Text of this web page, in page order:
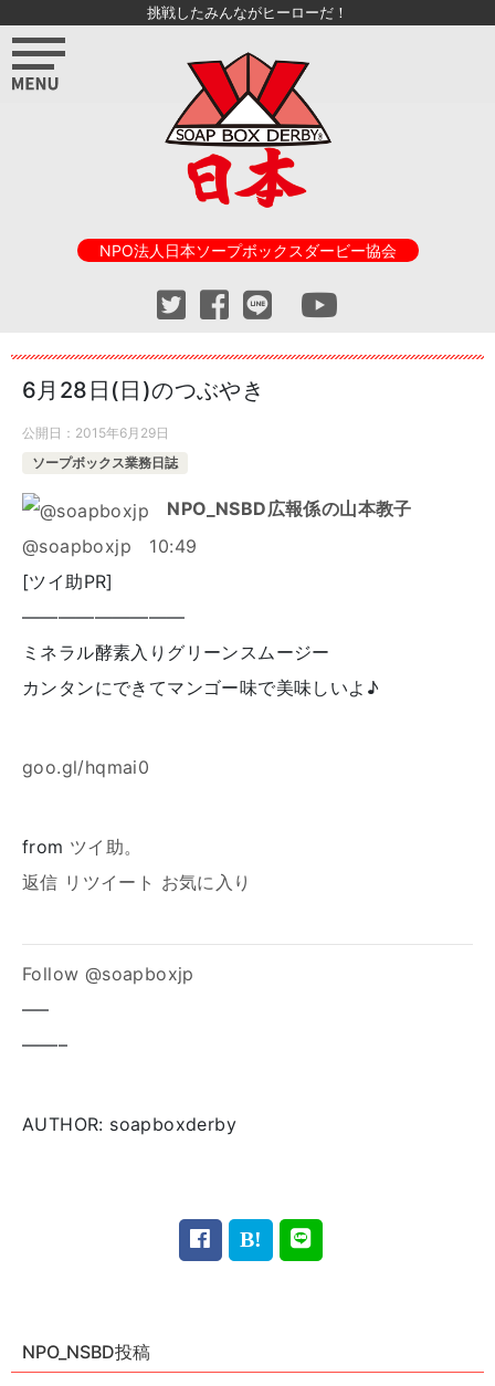
挑戦したみんながヒーローだ！
NPO法人日本ソープボックスダービー協会
6月28日(日)のつぶやき
公開日： 2015年6月29日
ソープボックス業務日誌
NPO_NSBD広報係の山本教子
@soapboxjp
10:49
[ツイ助PR]
―――――――――
ミネラル酵素入りグリーンスムージー
カンタンにできてマンゴー味で美味しいよ♪
goo.gl/hqmai0
from ツイ助。
返信 リツイート お気に入り
Follow @soapboxjp
—–
——–
AUTHOR: soapboxderby
NPO_NSBD投稿